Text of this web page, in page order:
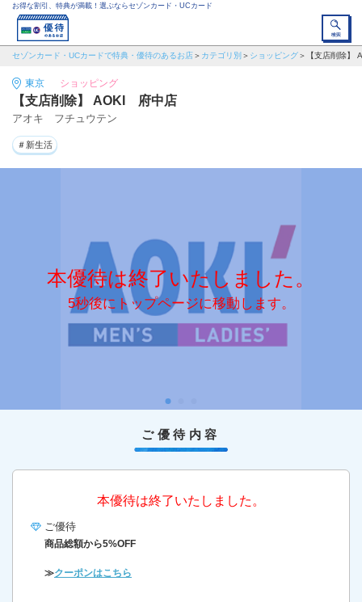
お得な割引、特典が満載！選ぶならセゾンカード・UCカード
セゾンカード・UCカードで特典・優待のあるお店 カテゴリ別 ショッピング 【支店削除
東京 ショッピング
【支店削除】 AOKI 府中店
アオキ フチュウテン
＃新生活
本優待は終了いたしました。
5秒後にトップページに移動します。
ご優待内容
本優待は終了いたしました。
ご優待
商品総額から5%OFF
≫クーポンはこちら